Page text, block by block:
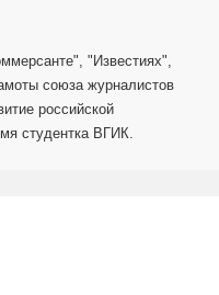
"Известиях",
союза журналистов
российской
студентка ВГИК.